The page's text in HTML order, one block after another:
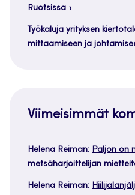
Ruotsissa
Työkaluja yrityksen
mittaamiseen ja
Viimeisimmät
Helena Reiman: Paljon on
metsäharjoittelijan
Helena Reiman: